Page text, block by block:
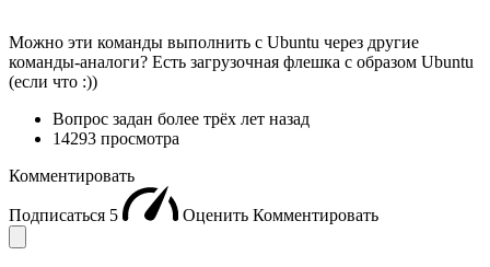
Можно эти команды выполнить с Ubuntu через другие
команды-аналоги? Есть загрузочная флешка с образом Ubuntu
(если что :))
Вопрос задан более трёх лет назад
14293 просмотра
Комментировать
Подписаться 5 Оценить Комментировать